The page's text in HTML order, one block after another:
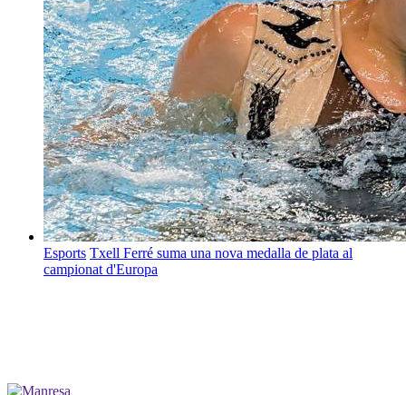
Esports Txell Ferré suma una nova medalla de plata al
campionat d'Europa